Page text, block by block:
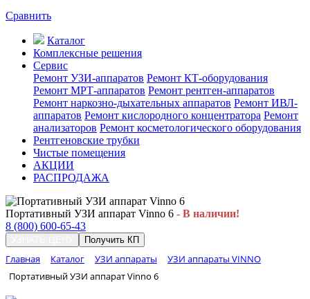
Сравнить
Каталог
Комплексные решения
Сервис
Ремонт УЗИ-аппаратов Ремонт КТ-оборудования
Ремонт МРТ-аппаратов Ремонт рентген-аппаратов
Ремонт наркозно-дыхательных аппаратов Ремонт ИВЛ-
аппаратов Ремонт кислородного концентратора Ремонт
анализаторов Ремонт косметологического оборудования
Рентгеновские трубки
Чистые помещения
АКЦИИ
РАСПРОДАЖА
Портативный УЗИ аппарат Vinno 6 - В наличии!
8 (800) 600-65-43
Получить КП
Главная Каталог УЗИ аппараты
УЗИ аппараты VINNO
Портативный УЗИ аппарат Vinno 6